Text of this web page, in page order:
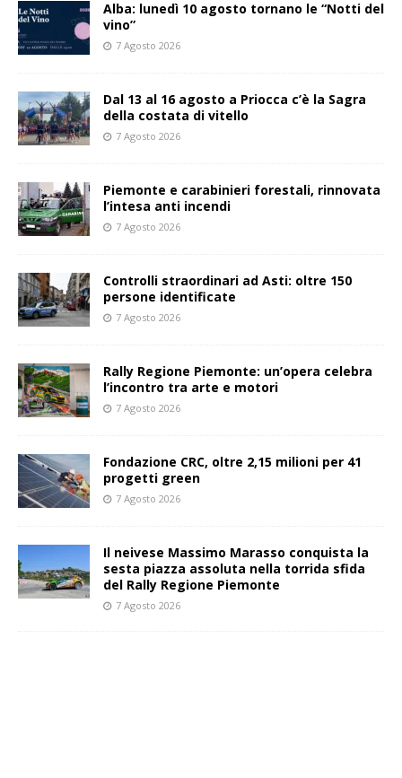
Alba: lunedì 10 agosto tornano le “Notti del
vino”
7 Agosto 2026
Dal 13 al 16 agosto a Priocca c’è la Sagra
della costata di vitello
7 Agosto 2026
Piemonte e carabinieri forestali, rinnovata
l’intesa anti incendi
7 Agosto 2026
Controlli straordinari ad Asti: oltre 150
persone identificate
7 Agosto 2026
Rally Regione Piemonte: un’opera celebra
l’incontro tra arte e motori
7 Agosto 2026
Fondazione CRC, oltre 2,15 milioni per 41
progetti green
7 Agosto 2026
Il neivese Massimo Marasso conquista la
sesta piazza assoluta nella torrida sfida
del Rally Regione Piemonte
7 Agosto 2026